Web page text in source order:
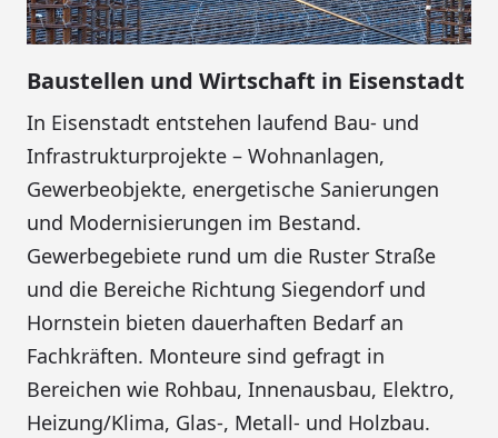
Baustellen und Wirtschaft in Eisenstadt
In Eisenstadt entstehen laufend Bau- und
Infrastrukturprojekte – Wohnanlagen,
Gewerbeobjekte, energetische Sanierungen
und Modernisierungen im Bestand.
Gewerbegebiete rund um die Ruster Straße
und die Bereiche Richtung Siegendorf und
Hornstein bieten dauerhaften Bedarf an
Fachkräften. Monteure sind gefragt in
Bereichen wie Rohbau, Innenausbau, Elektro,
Heizung/Klima, Glas-, Metall- und Holzbau.